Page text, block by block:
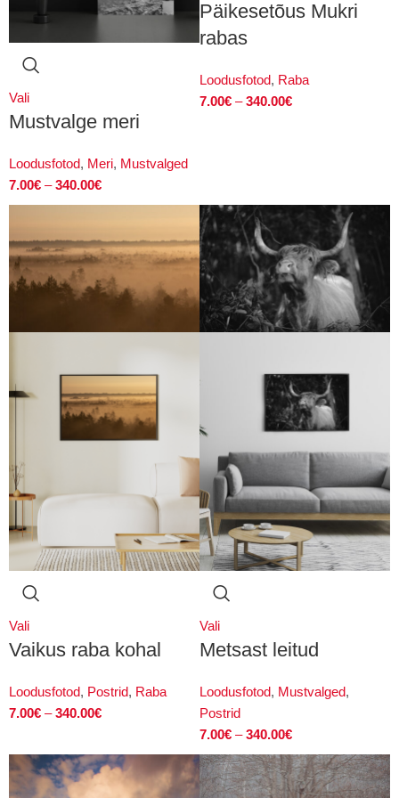
Vali
Mustvalge meri
Loodusfotod, Meri, Mustvalged
7.00€ – 340.00€
Päikesetõus Mukri
rabas
Loodusfotod, Raba
7.00€ – 340.00€
Vali
Vaikus raba kohal
Loodusfotod, Postrid, Raba
7.00€ – 340.00€
Vali
Metsast leitud
Loodusfotod, Mustvalged,
Postrid
7.00€ – 340.00€